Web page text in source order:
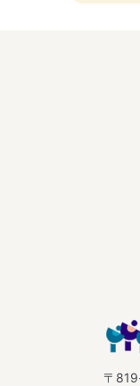
〒